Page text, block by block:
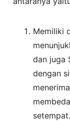
Memiliki
dan juga
dengan
setempat.